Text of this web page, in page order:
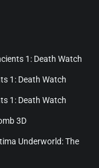
1: Death Watch
1: Death Watch
1: Death Watch
3D
Underworld: The